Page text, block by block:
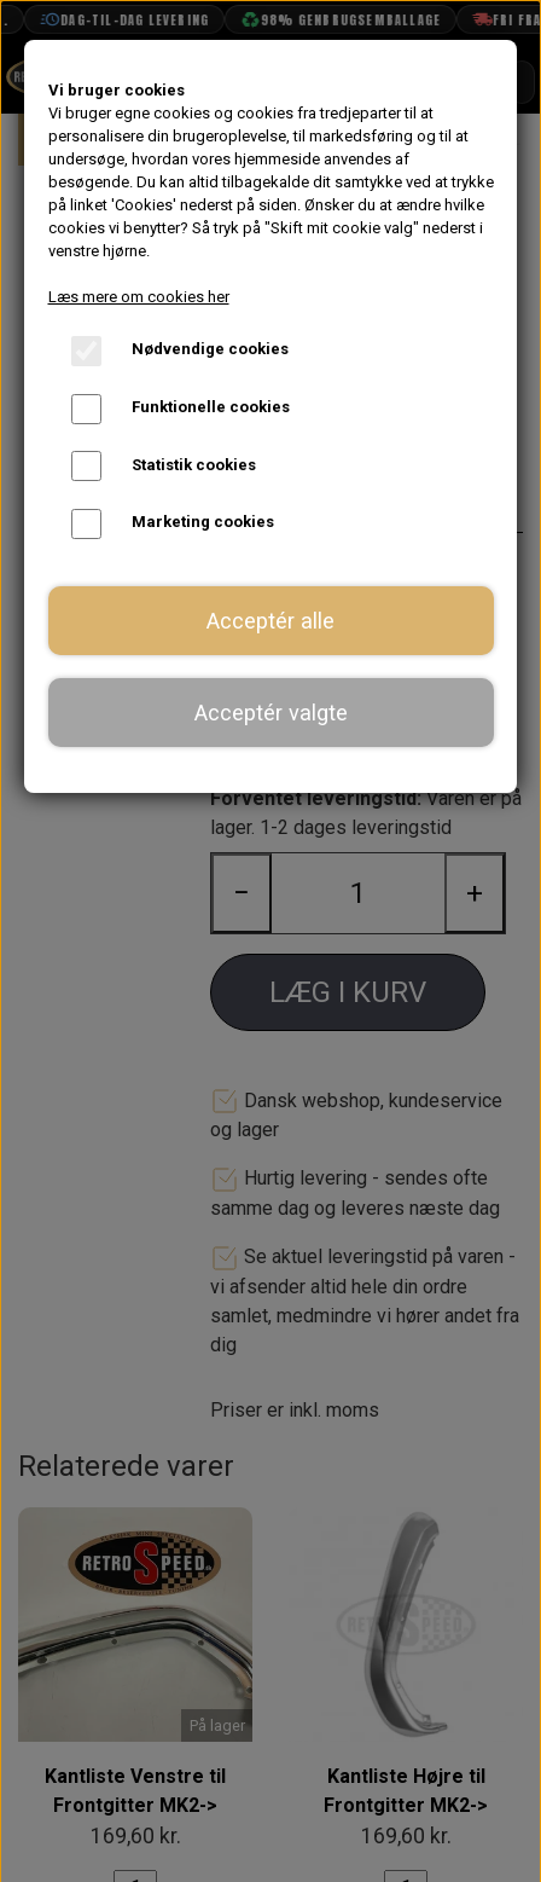
DAG-TIL-DAG LEVERING 98% GENBRUGSEMBALLAGE FRI
BOOK TID
PROJEKTER
TEKNISK DATA
VANDPOLERING
Forside Mini Eksteriør Front Gitter
Lille Skrue til
Frontgitter og
Indvendig
Lygtekrans
6,40 kr.
Kan også bruges som skrue til
interiør lampe 13H4398
Forventet leveringstid:Varen er på
lager. 1-2 dages leveringstid
− +
LÆG I KURV
Dansk webshop, kundeservice
og lager
Hurtig levering - sendes ofte
samme dag og leveres næste dag
Se aktuel leveringstid på varen -
vi afsender altid hele din ordre
samlet, medmindre vi hører andet fra
dig
Priser er inkl. moms
Relaterede varer
På lager
Kantliste Venstre til
Frontgitter MK2->
169,60 kr.
Kantliste Højre til
Frontgitter MK2->
169,60 kr.
Vi bruger cookies
Vi bruger egne cookies og cookies fra tredjeparter til at
personalisere din brugeroplevelse, til markedsføring og til at
undersøge, hvordan vores hjemmeside anvendes af
besøgende. Du kan altid tilbagekalde dit samtykke ved at trykke
på linket 'Cookies' nederst på siden. Ønsker du at ændre hvilke
cookies vi benytter? Så tryk på "Skift mit cookie valg" nederst i
venstre hjørne.
Læs mere om cookies her
Nødvendige cookies
Funktionelle cookies
Statistik cookies
Marketing cookies
Acceptér alle
Acceptér valgte